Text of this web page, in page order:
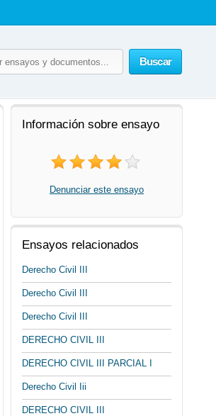
Buscar
Información sobre ensayo
Denunciar este ensayo
Ensayos relacionados
Derecho Civil III
Derecho Civil III
Derecho Civil III
DERECHO CIVIL III
DERECHO CIVIL III PARCIAL I
Derecho Civil Iii
DERECHO CIVIL III